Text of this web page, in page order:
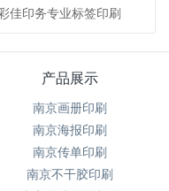
佳印务专业标签印刷
产品展示
南京画册印刷
南京海报印刷
南京传单印刷
南京不干胶印刷